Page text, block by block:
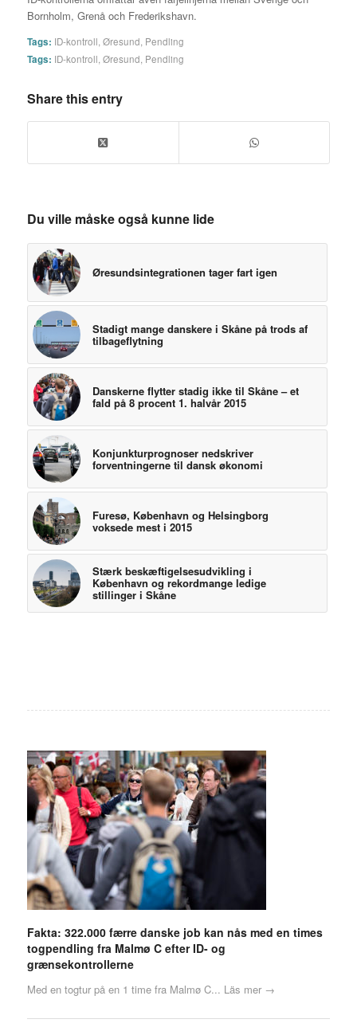
Bornholm, Grenå och Frederikshavn.
Tags: ID-kontroll Øresund Pendling
Tags: ID-kontroll Øresund Pendling
Share this entry
Du ville måske også kunne lide
Øresundsintegrationen tager fart igen
Stadigt mange danskere i Skåne på trods af
tilbageflytning
Danskerne flytter stadig ikke til Skåne – et
fald på 8 procent 1. halvår 2015
Konjunkturprognoser nedskriver
forventningerne til dansk økonomi
Furesø, København og Helsingborg
voksede mest i 2015
Stærk beskæftigelsesudvikling i
København og rekordmange ledige
stillinger i Skåne
Fakta: 322.000 færre danske job kan nås med en times
togpendling fra Malmø C efter ID- og
grænsekontrollerne
Med en togtur på en 1 time fra Malmø C... Läs mer →